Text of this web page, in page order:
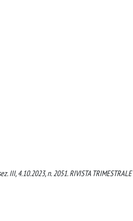
III, 4.10.2023, n. 2051. RIVISTA